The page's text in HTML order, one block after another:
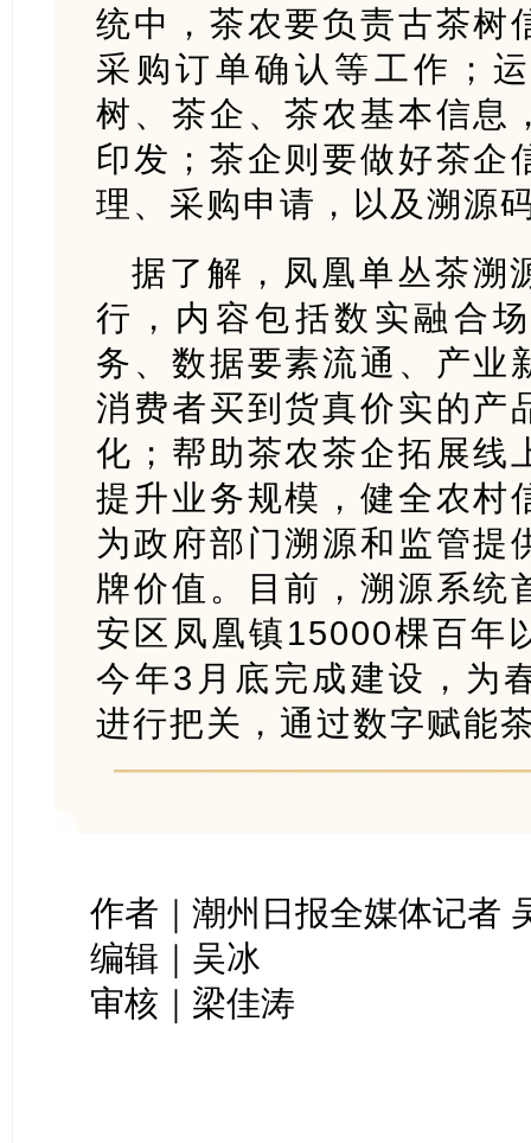
统中，茶农要负责古茶树
采购订单确认等工作；
树、茶企、茶农基本信息
印发；茶企则要做好茶企
理、采购申请，以及溯源
据了解，凤凰单丛茶溯
行，内容包括数实融合
务、数据要素流通、产业
消费者买到货真价实的产
化；帮助茶农茶企拓展线
提升业务规模，健全农村
为政府部门溯源和监管提
牌价值。目前，溯源系统
安区凤凰镇15000棵百年
今年3月底完成建设，为
进行把关，通过数字赋能
作者｜潮州日报全媒体记者
编辑｜吴冰
审核｜梁佳涛